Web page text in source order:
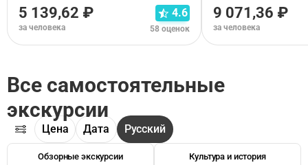
5 139,62 ₽
за человека
4.6
58 оценок
9 071,36 ₽
за человека
Все самостоятельные
экскурсии
Цена Дата Русский
Обзорные экскурсии Культура и история